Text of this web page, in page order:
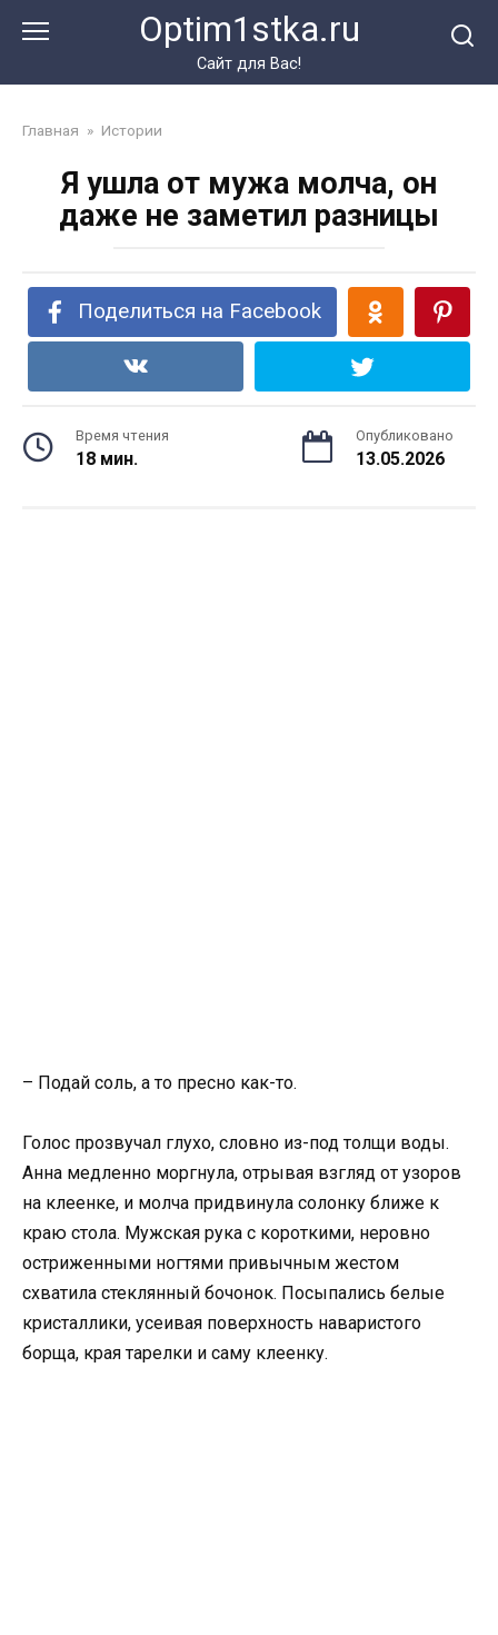
Optim1stka.ru
Сайт для Вас!
Главная » Истории
Я ушла от мужа молча, он
даже не заметил разницы
Поделиться на Facebook
Время чтения
18 мин.
Опубликовано
13.05.2026
– Подай соль, а то пресно как-то.
Голос прозвучал глухо, словно из-под толщи воды.
Анна медленно моргнула, отрывая взгляд от узоров
на клеенке, и молча придвинула солонку ближе к
краю стола. Мужская рука с короткими, неровно
остриженными ногтями привычным жестом
схватила стеклянный бочонок. Посыпались белые
кристаллики, усеивая поверхность наваристого
борща, края тарелки и саму клеенку.